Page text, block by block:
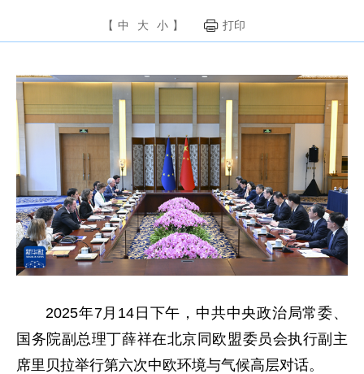
【 中 大 小 】 打印
2025年7月14日下午，中共中央政治局常委、
国务院副总理丁薛祥在北京同欧盟委员会执行副主
席里贝拉举行第六次中欧环境与气候高层对话。